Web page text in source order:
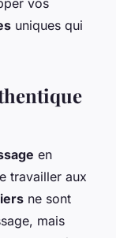
uniques qui
en
travailler aux
ne sont
mais